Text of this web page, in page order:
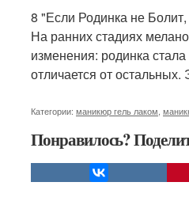
8 "Если Родинка не
На ранних стадиях
изменения: родинка
отличается от остальных.
Категории: маникюр гель лаком
Понравилось?